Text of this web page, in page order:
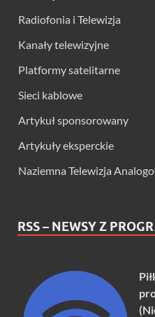
Radiofonia i Telewizja
Kanały telewizyjne
Platformy satelitarne
Sieci kablowe
Artykuł sponsorowany
Artykuły eksperckie
Naziemna Telewizja
RSS – NEWSY Z